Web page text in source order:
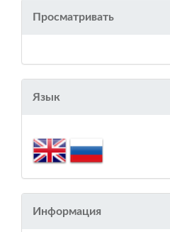
Просматривать
Язык
Информация